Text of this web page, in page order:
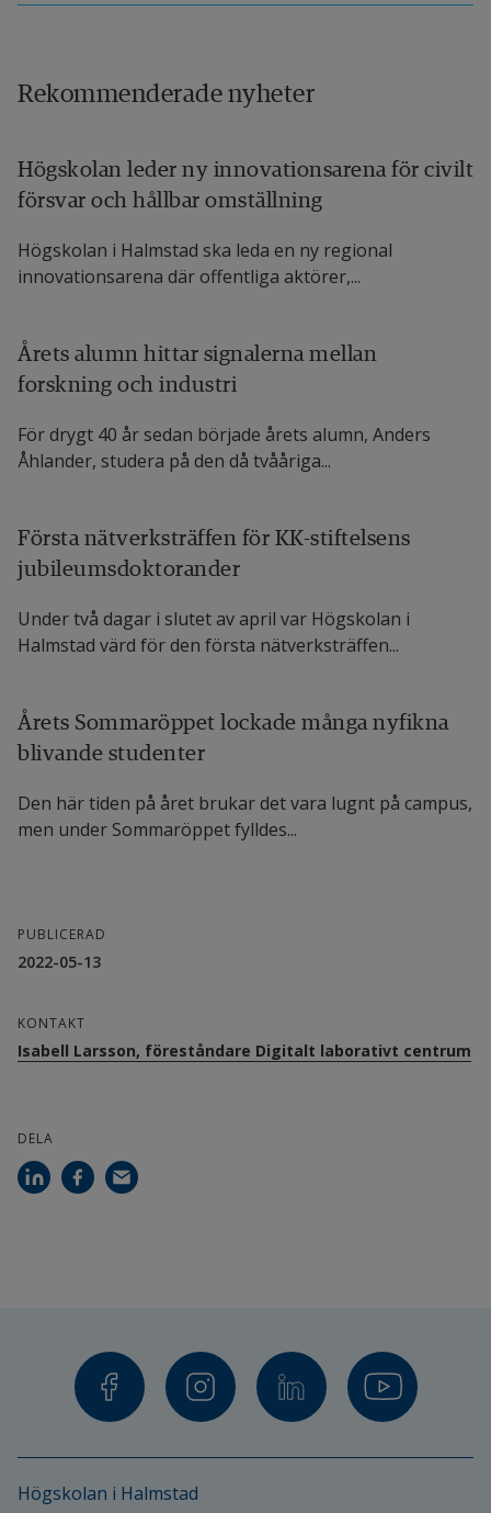
Rekommenderade nyheter
Högskolan leder ny innovationsarena för civilt
försvar och hållbar omställning
Högskolan i Halmstad ska leda en ny regional
innovationsarena där offentliga aktörer,...
Årets alumn hittar signalerna mellan
forskning och industri
För drygt 40 år sedan började årets alumn, Anders
Åhlander, studera på den då tvååriga...
Första nätverksträffen för KK-stiftelsens
jubileumsdoktorander
Under två dagar i slutet av april var Högskolan i
Halmstad värd för den första nätverksträffen...
Årets Sommaröppet lockade många nyfikna
blivande studenter
Den här tiden på året brukar det vara lugnt på campus,
men under Sommaröppet fylldes...
PUBLICERAD
2022-05-13
KONTAKT
Isabell Larsson, föreståndare Digitalt laborativt centrum
DELA
Högskolan i Halmstad